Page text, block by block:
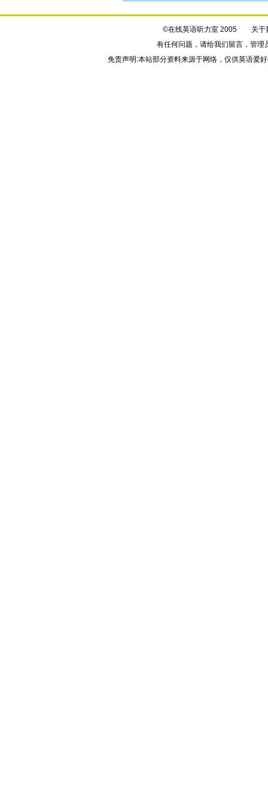
©在线英语听力室 2005 关于
有任何问题，请给我们留言，管理
免责声明:本站部分资料来源于网络，仅供英语爱